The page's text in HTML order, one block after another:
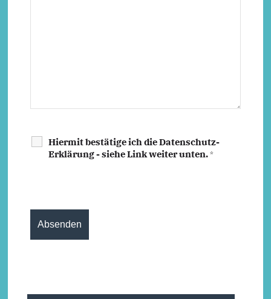
Hiermit bestätige ich die Datenschutz-
Erklärung - siehe Link weiter unten.*